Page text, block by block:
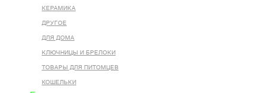
КЕРАМИКА
ДРУГОЕ
ДЛЯ ДОМА
КЛЮЧНИЦЫ И БРЕЛОКИ
ТОВАРЫ ДЛЯ ПИТОМЦЕВ
КОШЕЛЬКИ